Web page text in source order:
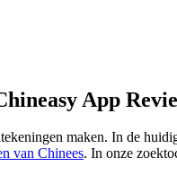
App
maken. In de
van Chinees. In onze